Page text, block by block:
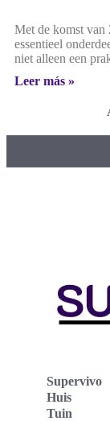
Met de komst van
essentieel
niet alleen een
Leer más »
Supervivo
Huis
Tuin